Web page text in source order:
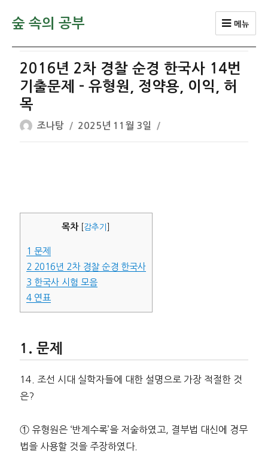
숲 속의 공부 메뉴
2016년 2차 경찰 순경 한국사 14번
기출문제 – 유형원, 정약용, 이익, 허
목
글
쓴
조나탕
작
성
2025년 11월 3일
목차 감추기
1 문제
2 2016년 2차 경찰 순경 한국사
3 한국사 시험 모음
4연표
문제
14. 조선 시대 실학자들에 대한 설명으로 가장 적절한 것
은?
① 유형원은 ‘반계수록’을 저술하였고, 결부법 대신에 경무
법을 사용할 것을 주장하였다.